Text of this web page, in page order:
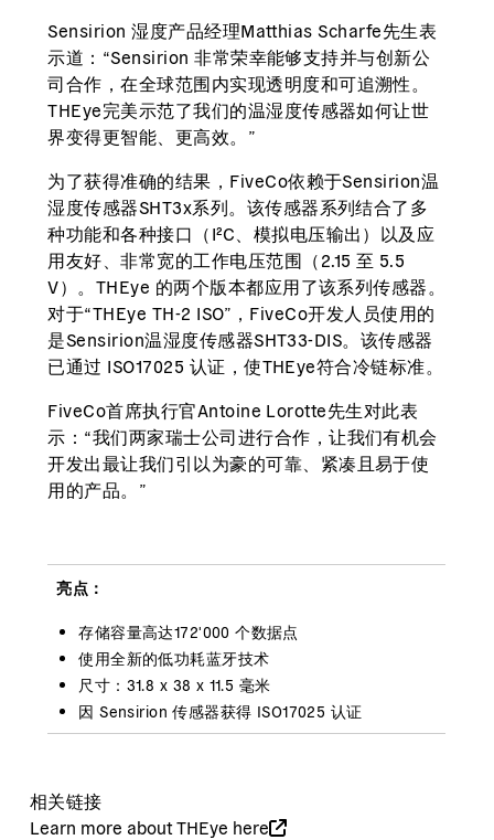
Sensirion 湿度产品经理Matthias Scharfe先生表
示道：“Sensirion 非常荣幸能够支持并与创新公
司合作，在全球范围内实现透明度和可追溯性。
THEye完美示范了我们的温湿度传感器如何让世
界变得更智能、更高效。”
为了获得准确的结果，FiveCo依赖于Sensirion温
湿度传感器SHT3x系列。该传感器系列结合了多
种功能和各种接口（I²C、模拟电压输出）以及应
用友好、非常宽的工作电压范围（2.15 至 5.5
V）。THEye 的两个版本都应用了该系列传感器。
对于“THEye TH-2 ISO”，FiveCo开发人员使用的
是Sensirion温湿度传感器SHT33-DIS。该传感器
已通过 ISO17025 认证，使THEye符合冷链标准。
FiveCo首席执行官Antoine Lorotte先生对此表
示：“我们两家瑞士公司进行合作，让我们有机会
开发出最让我们引以为豪的可靠、紧凑且易于使
用的产品。”
亮点：
存储容量高达172'000 个数据点
使用全新的低功耗蓝牙技术
尺寸：31.8 x 38 x 11.5 毫米
因 Sensirion 传感器获得 ISO17025 认证
相关链接
Learn more about THEye here